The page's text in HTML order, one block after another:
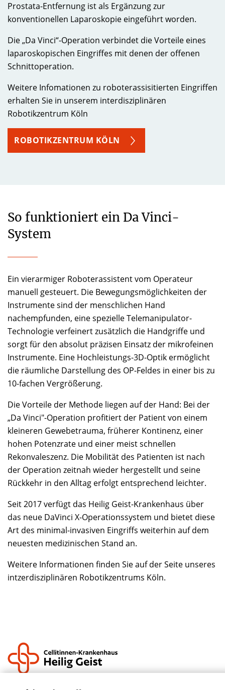
Prostata-Entfernung ist als Ergänzung zur
konventionellen Laparoskopie eingeführt worden.
Die „Da Vinci“-Operation verbindet die Vorteile eines
laparoskopischen Eingriffes mit denen der offenen
Schnittoperation.
Weitere Infomationen zu roboterassisitierten Eingriffen
erhalten Sie in unserem interdisziplinären
Robotikzentrum Köln
ROBOTIKZENTRUM KÖLN
So funktioniert ein Da Vinci-
System
Ein vierarmiger Roboterassistent vom Operateur
manuell gesteuert. Die Bewegungsmöglichkeiten der
Instrumente sind der menschlichen Hand
nachempfunden, eine spezielle Telemanipulator-
Technologie verfeinert zusätzlich die Handgriffe und
sorgt für den absolut präzisen Einsatz der mikrofeinen
Instrumente. Eine Hochleistungs-3D-Optik ermöglicht
die räumliche Darstellung des OP-Feldes in einer bis zu
10-fachen Vergrößerung.
Die Vorteile der Methode liegen auf der Hand: Bei der
„Da Vinci"-Operation profitiert der Patient von einem
kleineren Gewebetrauma, früherer Kontinenz, einer
hohen Potenzrate und einer meist schnellen
Rekonvaleszenz. Die Mobilität des Patienten ist nach
der Operation zeitnah wieder hergestellt und seine
Rückkehr in den Alltag erfolgt entsprechend leichter.
Seit 2017 verfügt das Heilig Geist-Krankenhaus über
das neue DaVinci X-Operationssystem und bietet diese
Art des minimal-invasiven Eingriffs weiterhin auf dem
neuesten medizinischen Stand an.
Weitere Informationen finden Sie auf der Seite unseres
intzerdisziplinären Robotikzentrums Köln.
Krankenhauszukunftsfonds